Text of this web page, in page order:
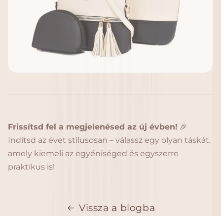
Frissítsd fel a megjelenésed az új évben! 🎉
Indítsd az évet stílusosan – válassz egy olyan táskát,
amely kiemeli az egyéniséged és egyszerre
praktikus is!
Vissza a blogba